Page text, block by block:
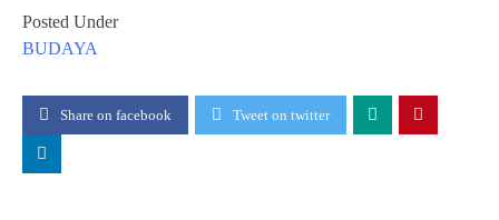
Posted Under
BUDAYA
Share on facebook Tweet on twitter